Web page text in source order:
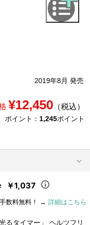
2019年8月 発売
¥12,450（税込）
ポイント： 1,245ポイント
￥1,037
数料無料！ → 詳細はこちら
るタイマー」 ヘルツフリ